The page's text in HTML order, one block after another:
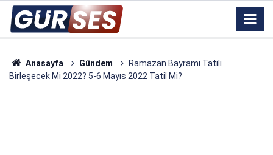
Anasayfa Gündem
Ramazan Bayramı Tatili
Birleşecek Mi 2022? 5-6 Mayıs 2022 Tatil Mi?